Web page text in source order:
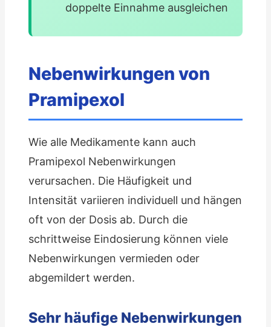
doppelte Einnahme ausgleichen
Nebenwirkungen von
Pramipexol
Wie alle Medikamente kann auch
Pramipexol Nebenwirkungen
verursachen. Die Häufigkeit und
Intensität variieren individuell und hängen
oft von der Dosis ab. Durch die
schrittweise Eindosierung können viele
Nebenwirkungen vermieden oder
abgemildert werden.
Sehr häufige Nebenwirkungen